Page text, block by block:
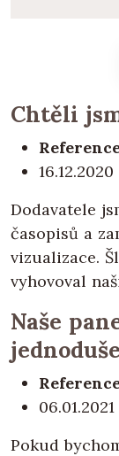
Chtěli
16.12.2020
Dodavatele
časopisů a
vizualizace.
vyhovoval
Naše
06.01.2021
Pokud